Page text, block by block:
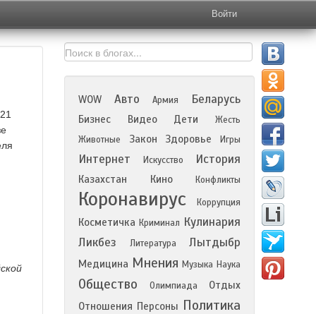
Войти
WOW Авто Армия Беларусь
Бизнес Видео Дети
Жесть
Животные
Закон Здоровье Игры
Интернет Искусство История
Казахстан Кино Конфликты
Коронавирус Коррупция
Косметичка Криминал Кулинария
Ликбез
Литература Лытдыбр
Медицина Мнения Музыка Наука
Общество Олимпиада
Отдых
Отношения Персоны Политика